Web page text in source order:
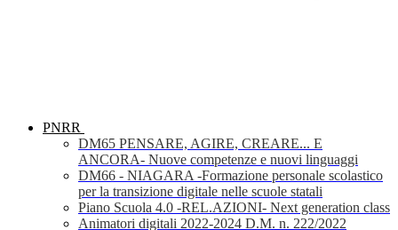
PNRR
DM65 PENSARE, AGIRE, CREARE... E
ANCORA- Nuove competenze e nuovi linguaggi
DM66 - NIAGARA -Formazione personale scolastico
per la transizione digitale nelle scuole statali
Piano Scuola 4.0 -REL.AZIONI- Next generation class
Animatori digitali 2022-2024 D.M. n. 222/2022